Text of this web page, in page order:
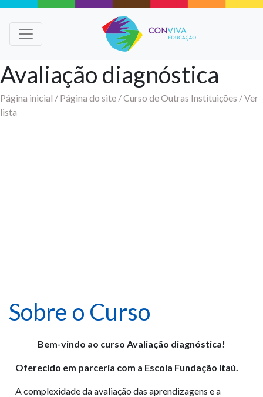
Avaliação diagnóstica
Página inicial / Página do site /Curso de Outras Instituições /Ver
lista
Sobre o Curso
Bem-vindo ao curso Avaliação diagnóstica!
Oferecido em parceria com a Escola Fundação Itaú.
A complexidade da avaliação das aprendizagens e a